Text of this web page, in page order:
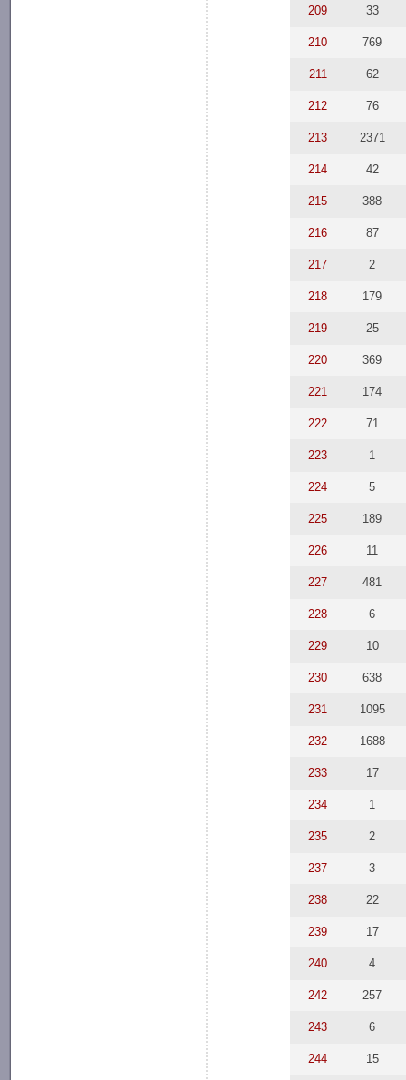
209 33
210 769
211 62
212 76
213 2371
214 42
215 388
216 87
217 2
218 179
219 25
220 369
221 174
222 71
223 1
224 5
225 189
226 11
227 481
228 6
229 10
230 638
231 1095
232 1688
233 17
234 1
235 2
237 3
238 22
239 17
240 4
242 257
243 6
244 15